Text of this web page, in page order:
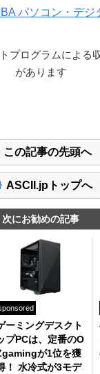
パソコン・デジ
プログラムによる
があります
この記事の先頭へ
ASCII.jpトップへ
次にお勧めの記事
ーミングデスクト
プPCは、定番のO
が1位を獲
！ 水冷式が3モデ